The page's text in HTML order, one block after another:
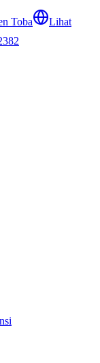
Toba
Lihat